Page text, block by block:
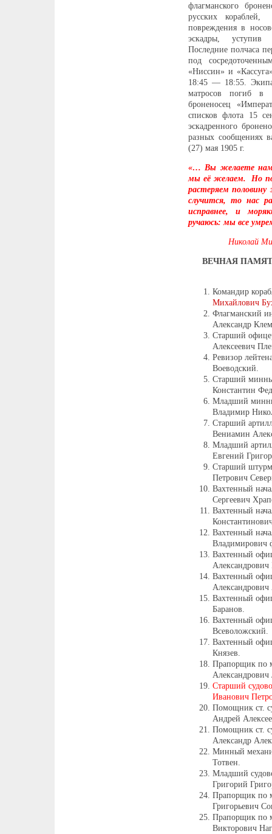
флагманского
русских кораблей,
повреждения в
эскадры, уступив
Последние полчаса
под
«Ниссин» и
18:45 — 18:55.
матросов погиб в
броненосец
списков флота 15
эскадренного
разных сообщениях
(27) мая 1905 г.
«… Вы желаете нам
мы её желаем. Но
растеряем половину
случится, то нас
исправнее, и
ручаюсь: мы все
Николай
ВЕЧНАЯ
Командир
Михайлович
Флагманский
Александр
Старший
Алексеевич
Ревизор
Воеводский.
Старший
Константин
Младший
Владимир
Старший
Вениамин
Младший
Евгений
Старший
Петрович
Вахтенный
Сергеевич
Вахтенный
Вахтенный
Владимирович
Вахтенный
Александрович
Вахтенный
Александрович
Вахтенный
Баранов.
Вахтенный
Всеволожский.
Вахтенный
Князев.
Прапорщик по
Старший
Иванович
Помощник ст.
Андрей
Помощник ст.
Александр
Минный
Тотвен.
Младший
Григорий
Прапорщик по
Григорьевич
Прапорщик по
Викторович